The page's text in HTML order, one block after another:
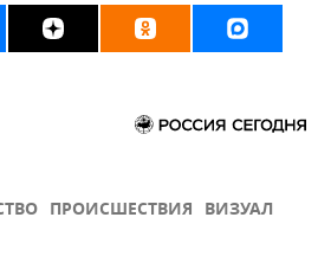
ПРОИСШЕСТВИЯ ВИЗУАЛ